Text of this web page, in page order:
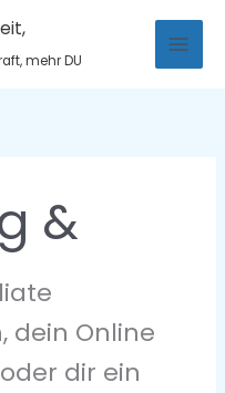
mehr DU
&
dein Online
dir ein